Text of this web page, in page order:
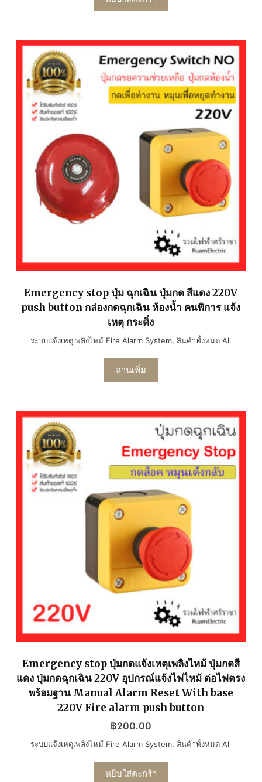
Emergency stop ปุ่ม ฉุกเฉิน ปุ่มกด สีแดง 220V
push button กล่องกดฉุกเฉิน ห้องน้ำ คนพิการ แจ้ง
เหตุ กระดิ่ง
ระบบแจ้งเหตุเพลิงไหม้ Fire Alarm System, สินค้าทั้งหมด All
อ่านเพิ่ม
Emergency stop ปุ่มกดแจ้งเหตุเพลิงไหม้ ปุ่มกดสี
แดง ปุ่มกดฉุกเฉิน 220V อุปกรณ์แจ้งไฟไหม้ ต่อไฟตรง
พร้อมฐาน Manual Alarm Reset With base
220V Fire alarm push button
฿200.00
ระบบแจ้งเหตุเพลิงไหม้ Fire Alarm System, สินค้าทั้งหมด All
หยิบใส่ตะกร้า